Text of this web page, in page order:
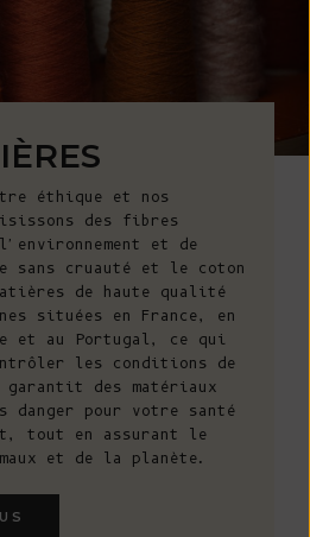
éthique et nos
des fibres
et de
sans cruauté et le coton
de haute qualité
situées en France, en
et au Portugal, ce qui
les conditions de
des matériaux
danger pour votre santé
tout en assurant le
et de la planète.